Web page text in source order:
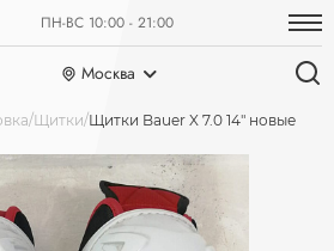
ПН-ВС 10:00 - 21:00
Москва
Щитки Щитки Bauer X 7.0 14" новые